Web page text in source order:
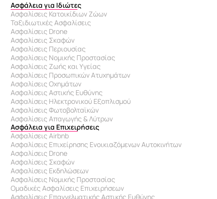
Ασφάλεια για Ιδιώτες
Ασφαλίσεις Κατοικίδιων Ζώων
Ταξιδιωτικές Ασφαλίσεις
Ασφαλίσεις Drone
Ασφαλίσεις Σκαφών
Ασφαλίσεις Περιουσίας
Ασφαλίσεις Νομικής Προστασίας
Ασφαλίσεις Ζωής και Υγείας
Ασφαλίσεις Προσωπικών Ατυχημάτων
Ασφαλίσεις Οχημάτων
Ασφαλίσεις Αστικής Ευθύνης
Ασφαλίσεις Ηλεκτρονικού Εξοπλισμού
Ασφαλίσεις Φωτοβολταϊκών
Ασφαλίσεις Απαγωγής & Λύτρων
Ασφάλεια για Επιχειρήσεις
Ασφαλίσεις Airbnb
Ασφαλίσεις Επιχείρησης Ενοικιαζόμενων Αυτοκινήτων
Ασφαλίσεις Drone
Ασφαλίσεις Σκαφών
Ασφαλίσεις Εκδηλώσεων
Ασφαλίσεις Νομικής Προστασίας
Ομαδικές Ασφαλίσεις Επιχειρήσεων
Ασφαλίσεις Επαγγελματικής Αστικής Ευθύνης